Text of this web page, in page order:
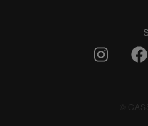
©